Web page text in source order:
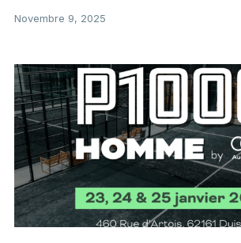
Novembre 9, 2025